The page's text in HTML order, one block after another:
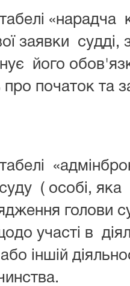
заявки
його
про початок та
( особі,
голови
участі в
іншій